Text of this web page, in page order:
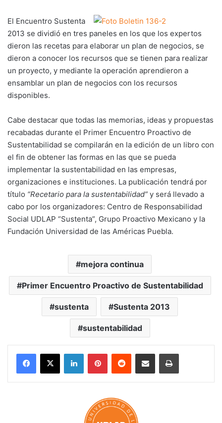
El Encuentro Sustenta
2013 se dividió en tres paneles en los que los expertos
dieron las recetas para elaborar un plan de negocios, se
dieron a conocer los recursos que se tienen para realizar
un proyecto, y mediante la operación aprendieron a
ensamblar un plan de negocios con los recursos
disponibles.
Cabe destacar que todas las memorias, ideas y propuestas
recabadas durante el Primer Encuentro Proactivo de
Sustentabilidad se compilarán en la edición de un libro con
el fin de obtener las formas en las que se pueda
implementar la sustentabilidad en las empresas,
organizaciones e instituciones. La publicación tendrá por
título “Recetario para la sustentabilidad” y será llevado a
cabo por los organizadores: Centro de Responsabilidad
Social UDLAP “Sustenta”, Grupo Proactivo Mexicano y la
Fundación Universidad de las Américas Puebla.
mejora continua
Primer Encuentro Proactivo de Sustentabilidad
sustenta Sustenta 2013
sustentabilidad
LinkedInPinterestReddit Share via Email Print